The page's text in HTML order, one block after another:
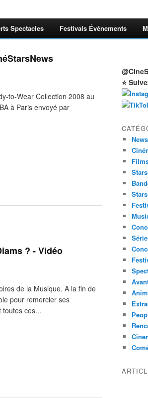
Spectacles Festivals Événements
to-Wear Collection 2008 au
à Paris envoyé par
? - Vidéo
de la Musique. A la fin de
pour remercier ses
toutes ces...
⭐